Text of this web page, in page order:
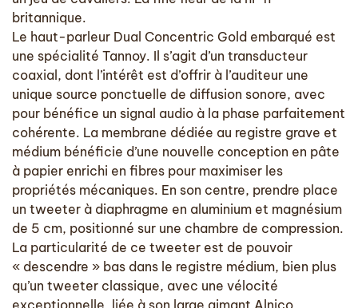
britannique.
Le haut-parleur Dual Concentric Gold embarqué est
une spécialité Tannoy. Il s’agit d’un transducteur
coaxial, dont l’intérêt est d’offrir à l’auditeur une
unique source ponctuelle de diffusion sonore, avec
pour bénéfice un signal audio à la phase parfaitement
cohérente. La membrane dédiée au registre grave et
médium bénéficie d’une nouvelle conception en pâte
à papier enrichi en fibres pour maximiser les
propriétés mécaniques. En son centre, prendre place
un tweeter à diaphragme en aluminium et magnésium
de 5 cm, positionné sur une chambre de compression.
La particularité de ce tweeter est de pouvoir
« descendre » bas dans le registre médium, bien plus
qu’un tweeter classique, avec une vélocité
exceptionnelle, liée à son large aimant Alnico